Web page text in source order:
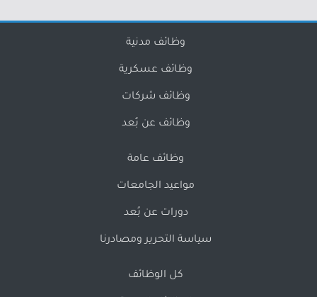
وظائف مدنية
وظائف عسكرية
وظائف شركات
وظائف عن بُعد
وظائف عامة
مواعيد الجامعات
دورات عن بُعد
سياسة التحرير ومصادرنا
كل الوظائف